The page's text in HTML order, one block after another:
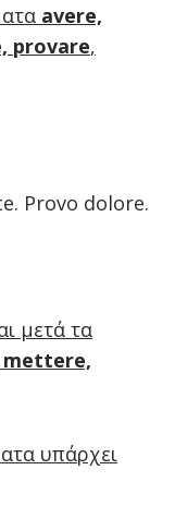
avere,
provare,
Provo dolore.
μετά τα
mettere,
υπάρχει